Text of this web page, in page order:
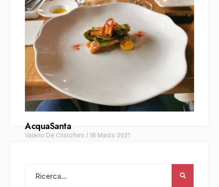
AcquaSanta
Valerio De Cristofaro / 18 Marzo 2021